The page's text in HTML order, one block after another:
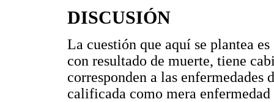
DISCUSIÓN
La cuestión que aquí se plantea
con resultado de muerte, tiene
corresponden a las
calificada como mera